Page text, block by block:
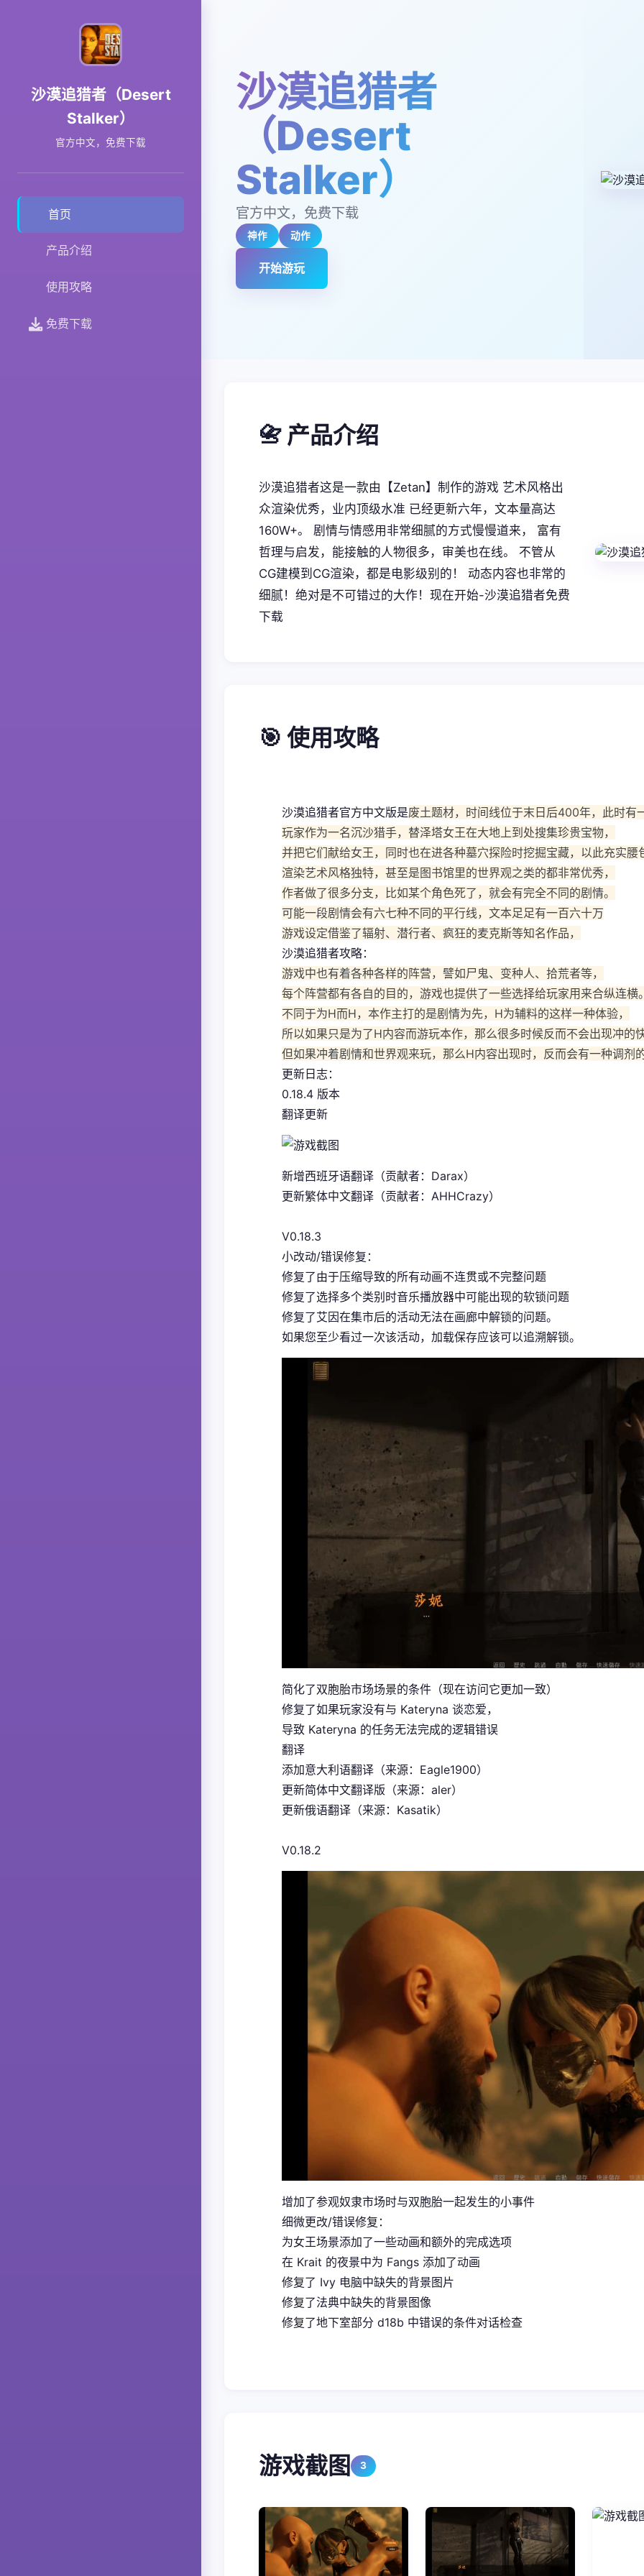
沙漠追猎者（Desert
Stalker）
官方中文，免费下载
首页
产品介绍
使用攻略
免费下载
沙漠追猎者
（Desert
Stalker）
官方中文，免费下载
神作 动作
开始游玩
📇 产品介绍
沙漠追猎者这是一款由【Zetan】制作的游戏 艺术风格出
众渲染优秀，业内顶级水准 已经更新六年，文本量高达
160W+。 剧情与情感用非常细腻的方式慢慢道来， 富有
哲理与启发，能接触的人物很多，审美也在线。 不管从
CG建模到CG渲染，都是电影级别的！ 动态内容也非常的
细腻！绝对是不可错过的大作！现在开始-沙漠追猎者免费
下载
🎯 使用攻略
沙漠追猎者官方中文版是废土题材，时间线位于末日后400年，此时有
玩家作为一名沉沙猎手，替泽塔女王在大地上到处搜集珍贵宝物，
并把它们献给女王，同时也在进各种墓穴探险时挖掘宝藏，以此充实腰
渲染艺术风格独特，甚至是图书馆里的世界观之类的都非常优秀，
作者做了很多分支，比如某个角色死了，就会有完全不同的剧情。
可能一段剧情会有六七种不同的平行线，文本足足有一百六十万
游戏设定借鉴了辐射、潜行者、疯狂的麦克斯等知名作品，
沙漠追猎者攻略：
游戏中也有着各种各样的阵营，譬如尸鬼、变种人、拾荒者等，
每个阵营都有各自的目的，游戏也提供了一些选择给玩家用来合纵连横。
不同于为H而H，本作主打的是剧情为先，H为辅料的这样一种体验，
所以如果只是为了H内容而游玩本作，那么很多时候反而不会出现冲的
但如果冲着剧情和世界观来玩，那么H内容出现时，反而会有一种调剂的
更新日志：
0.18.4 版本
翻译更新
新增西班牙语翻译（贡献者：Darax）
更新繁体中文翻译（贡献者：AHHCrazy）
V0.18.3
小改动/错误修复：
修复了由于压缩导致的所有动画不连贯或不完整问题
修复了选择多个类别时音乐播放器中可能出现的软锁问题
修复了艾因在集市后的活动无法在画廊中解锁的问题。
如果您至少看过一次该活动，加载保存应该可以追溯解锁。
简化了双胞胎市场场景的条件（现在访问它更加一致）
修复了如果玩家没有与 Kateryna 谈恋爱，
导致 Kateryna 的任务无法完成的逻辑错误
翻译
添加意大利语翻译（来源：Eagle1900）
更新简体中文翻译版（来源：aler）
更新俄语翻译（来源：Kasatik）
V0.18.2
增加了参观奴隶市场时与双胞胎一起发生的小事件
细微更改/错误修复：
为女王场景添加了一些动画和额外的完成选项
在 Krait 的夜景中为 Fangs 添加了动画
修复了 Ivy 电脑中缺失的背景图片
修复了法典中缺失的背景图像
修复了地下室部分 d18b 中错误的条件对话检查
游戏截图 3